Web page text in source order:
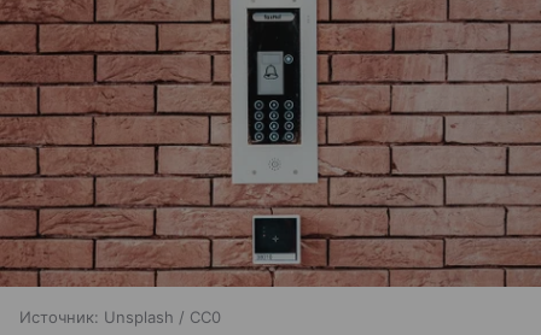
Источник: Unsplash / CC0